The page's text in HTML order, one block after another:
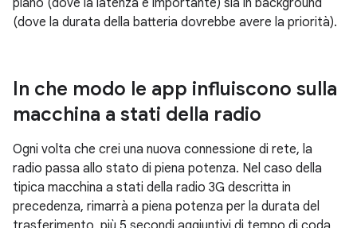
(dove la durata della batteria dovrebbe avere la priorità).
In che modo le app influiscono sulla
macchina a stati della radio
Ogni volta che crei una nuova connessione di rete, la
radio passa allo stato di piena potenza. Nel caso della
tipica macchina a stati della radio 3G descritta in
precedenza, rimarrà a piena potenza per la durata del